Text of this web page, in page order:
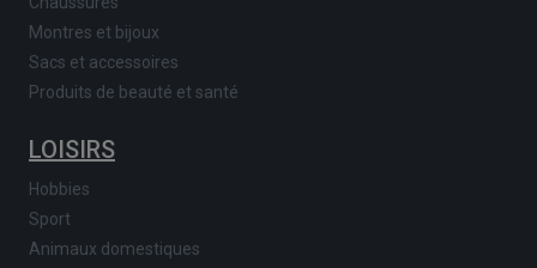
Montres et bijoux
Sacs et accessoires
Produits de beauté et santé
LOISIRS
Hobbies
Sport
Animaux domestiques